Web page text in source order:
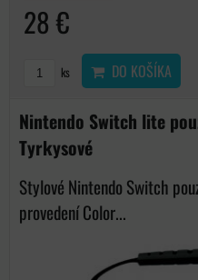
28 €
ks DO KOŠÍKA
Nintendo Switch lite
Tyrkysové
Stylové Nintendo Switch
provedení Color...